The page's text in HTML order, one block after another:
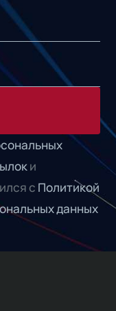
и
с Политикой
данных